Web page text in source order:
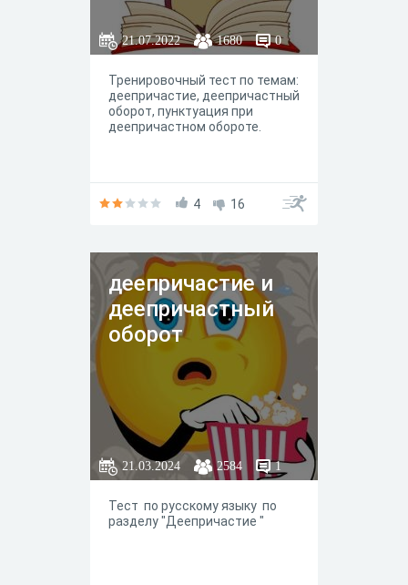
21.07.2022 1680 0
Тренировочный тест по темам:
деепричастие, деепричастный
оборот, пунктуация при
деепричастном обороте.
4 16
деепричастие и
деепричастный
оборот
21.03.2024 2584 1
Тест по русскому языку по
разделу "Деепричастие "